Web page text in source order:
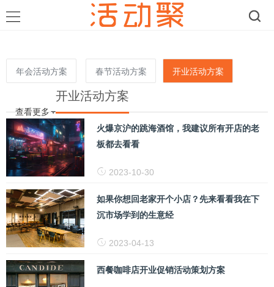
年会活动方案 春节活动方案 开业活动方案
查看更多
开业活动方案
火爆京沪的跳海酒馆，我建议所有开店的老
板都去看看
2023-10-30
如果你想回老家开个小店？先来看看我在下
沉市场学到的生意经
2023-04-13
西餐咖啡店开业促销活动策划方案